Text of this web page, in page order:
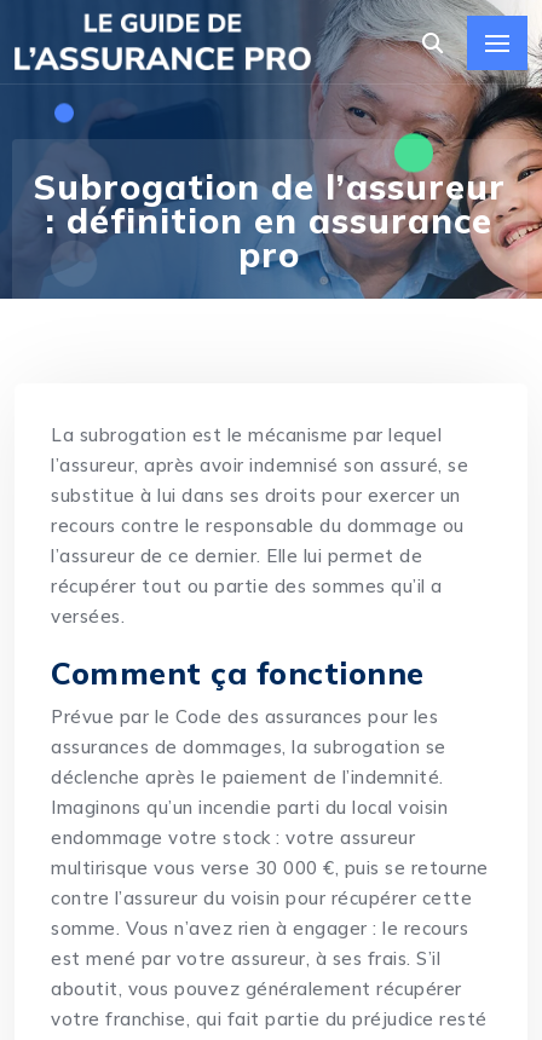
Subrogation de l’assureur
: définition en assurance
pro
La subrogation est le mécanisme par lequel
l’assureur, après avoir indemnisé son assuré, se
substitue à lui dans ses droits pour exercer un
recours contre le responsable du dommage ou
l’assureur de ce dernier. Elle lui permet de
récupérer tout ou partie des sommes qu’il a
versées.
Comment ça fonctionne
Prévue par le Code des assurances pour les
assurances de dommages, la subrogation se
déclenche après le paiement de l’indemnité.
Imaginons qu’un incendie parti du local voisin
endommage votre stock : votre assureur
multirisque vous verse 30 000 €, puis se retourne
contre l’assureur du voisin pour récupérer cette
somme. Vous n’avez rien à engager : le recours
est mené par votre assureur, à ses frais. S’il
aboutit, vous pouvez généralement récupérer
votre franchise, qui fait partie du préjudice resté